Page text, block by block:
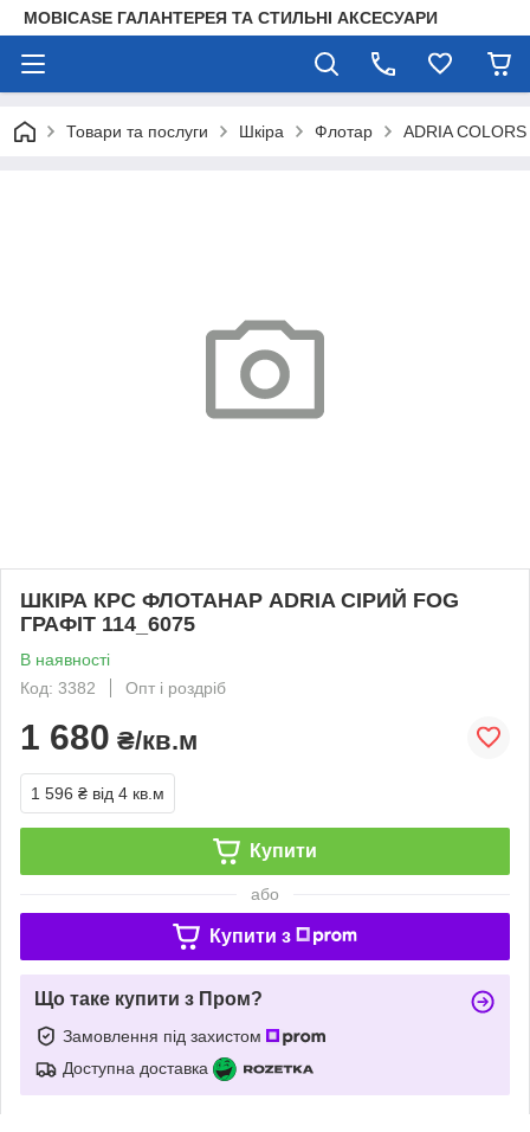
MOBICASE ГАЛАНТЕРЕЯ ТА СТИЛЬНІ АКСЕСУАРИ
Товари та послуги Шкіра Флотар ADRIA COLORS
ШКІРА КРС ФЛОТАНАР ADRIA СІРИЙ FOG
ГРАФІТ 114_6075
В наявності
Код: 3382
Опт і роздріб
1 680 ₴/кв.м
1 596 ₴ від 4 кв.м
Купити
або
Купити з
Що таке купити з Пром?
Замовлення під захистом
Доступна доставка